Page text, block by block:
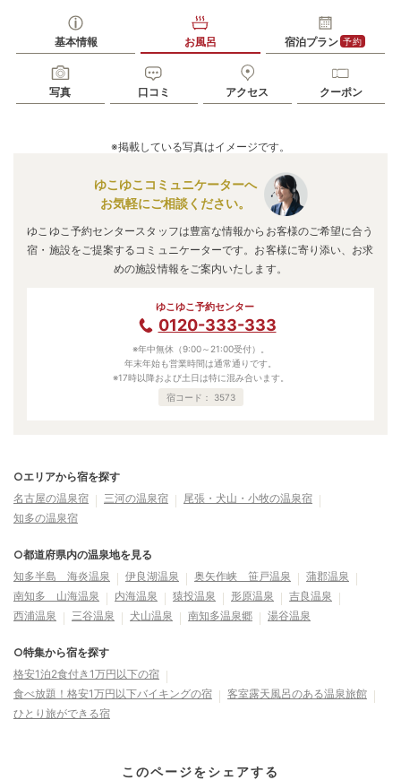
基本情報 お風呂 宿泊プラン 予約
写真 口コミ アクセス クーポン
※掲載している写真はイメージです。
ゆこゆこコミュニケーターへ
お気軽にご相談ください。
ゆこゆこ予約センタースタッフは豊富な情報からお客様のご希望に合う
宿・施設をご提案するコミュニケーターです。お客様に寄り添い、お求
めの施設情報をご案内いたします。
ゆこゆこ予約センター
0120-333-333
※年中無休（9:00～21:00受付）。
年末年始も営業時間は通常通りです。
※17時以降および土日は特に混み合います。
宿コード：
3573
○エリアから宿を探す
名古屋の温泉宿
三河の温泉宿
尾張・犬山・小牧の温泉宿
知多の温泉宿
○都道府県内の温泉地を見る
知多半島 海炎温泉
伊良湖温泉 奥矢作峡 笹戸温泉
蒲郡温泉
南知多 山海温泉
内海温泉 猿投温泉 形原温泉
吉良温泉
西浦温泉
三谷温泉 犬山温泉 南知多温泉郷 湯谷温泉
○特集から宿を探す
格安1泊2食付き1万円以下の宿
食べ放題！格安1万円以下バイキングの宿
客室露天風呂のある温泉旅館
ひとり旅ができる宿
このページをシェアする